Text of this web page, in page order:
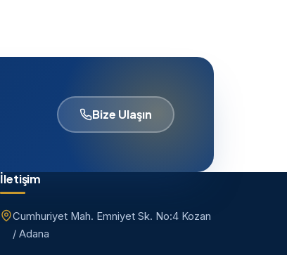
Bize Ulaşın
İletişim
Cumhuriyet Mah. Emniyet Sk. No:4 Kozan
/ Adana